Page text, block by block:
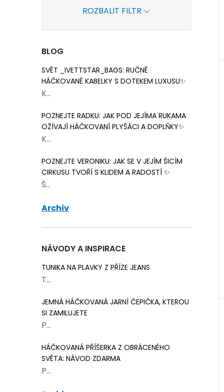
ROZBALIT FILTR
BLOG
SVĚT _IVETTSTAR_BAGS: RUČNĚ
HÁČKOVANÉ KABELKY S DOTEKEM LUXUSU✨
K...
POZNEJTE RADKU: JAK POD JEJÍMA RUKAMA
OŽÍVAJÍ HÁČKOVANÍ PLYŠÁCI A DOPLŇKY✨
K...
POZNEJTE VERONIKU: JAK SE V JEJÍM ŠICÍM
CIRKUSU TVOŘÍ S KLIDEM A RADOSTÍ ✨
Š...
Archiv
NÁVODY A INSPIRACE
TUNIKA NA PLAVKY Z PŘÍZE JEANS
T...
JEMNÁ HÁČKOVANÁ JARNÍ ČEPIČKA, KTEROU
SI ZAMILUJETE
P...
HÁČKOVANÁ PŘÍŠERKA Z OBRÁCENÉHO
SVĚTA: NÁVOD ZDARMA
P...